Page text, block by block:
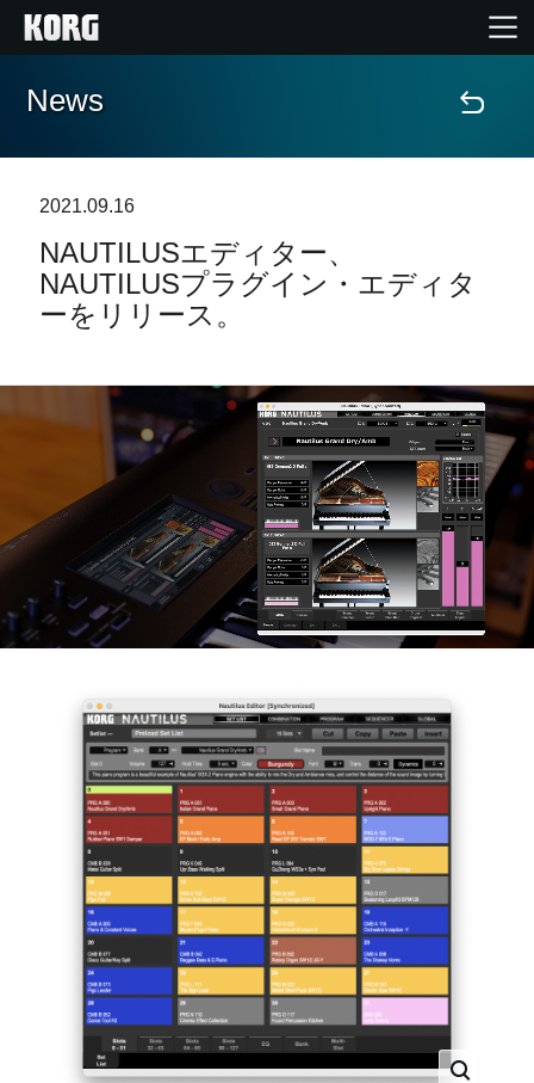
Home
Import Products
Features
Events
Support
Store Locator
News
Social Media
About KORG
News
2021.09.16
NAUTILUSエディター、
NAUTILUSプラグイン・エディタ
ーをリリース。